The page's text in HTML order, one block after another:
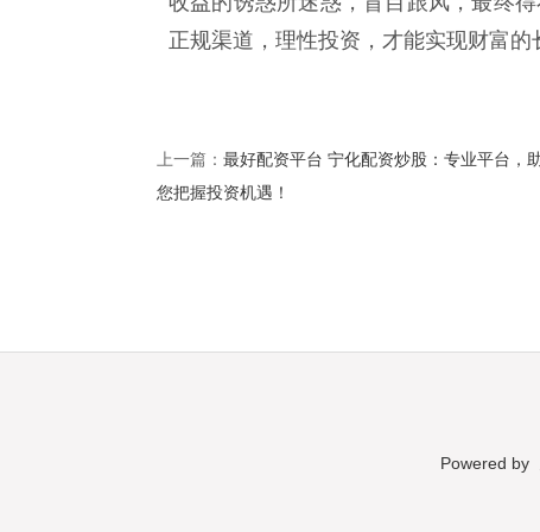
正规渠道，理性投资，才能实现财富的
上一篇： 最好配资平台 宁化配资炒股：专业平台，
您把握投资机遇！
Powered by